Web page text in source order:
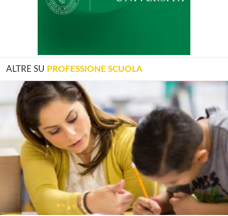
ALTRE SU PROFESSIONE SCUOLA